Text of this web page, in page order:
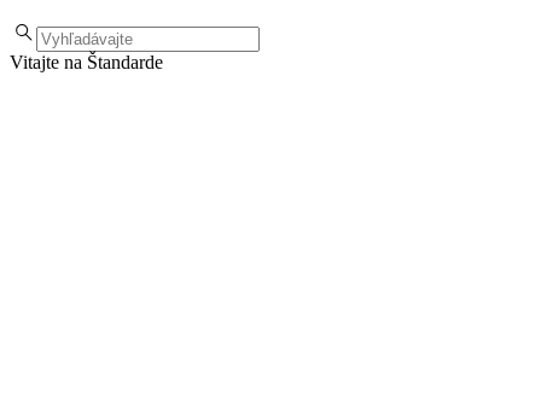
Vitajte na Štandarde